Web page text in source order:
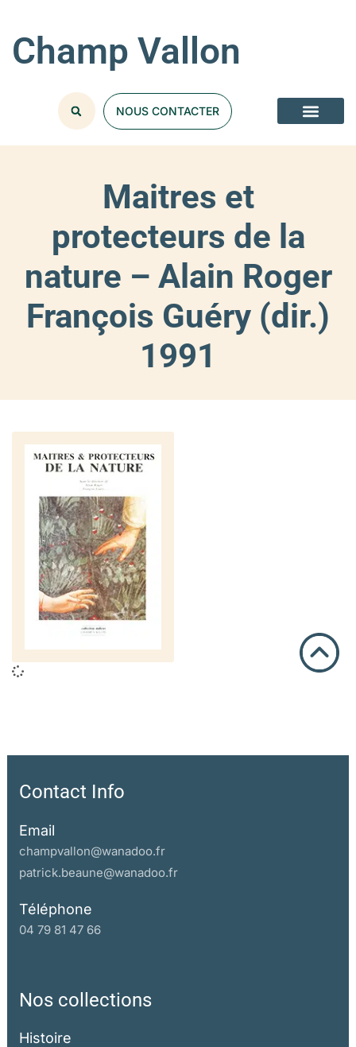
Champ Vallon
NOUS CONTACTER
Maitres et
protecteurs de la
nature – Alain Roger
François Guéry (dir.)
1991
Contact Info
Email
champvallon@wanadoo.fr
patrick.beaune@wanadoo.fr
Téléphone
04 79 81 47 66
Nos collections
Histoire